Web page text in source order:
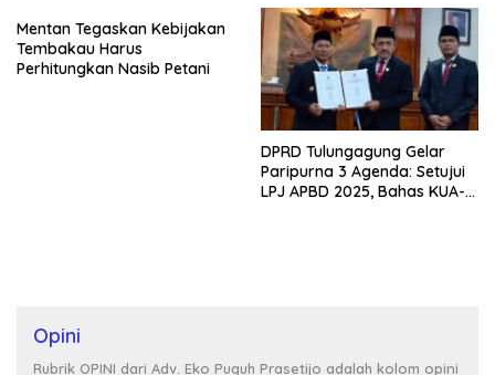
Mentan Tegaskan Kebijakan
Tembakau Harus
Perhitungkan Nasib Petani
DPRD Tulungagung Gelar
Paripurna 3 Agenda: Setujui
LPJ APBD 2025, Bahas KUA-
Opini
Rubrik OPINI dari Adv. Eko Puguh Prasetijo adalah kolom opini